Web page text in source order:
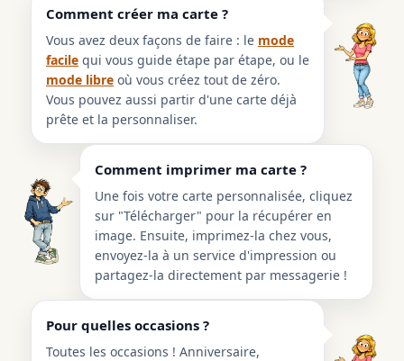
Comment créer ma carte ?
Vous avez deux façons de faire : le mode
facile qui vous guide étape par étape, ou le
mode libre où vous créez tout de zéro.
Vous pouvez aussi partir d'une carte déjà
prête et la personnaliser.
Comment imprimer ma carte ?
Une fois votre carte personnalisée, cliquez
sur "Télécharger" pour la récupérer en
image. Ensuite, imprimez-la chez vous,
envoyez-la à un service d'impression ou
partagez-la directement par messagerie !
Pour quelles occasions ?
Toutes les occasions ! Anniversaire,